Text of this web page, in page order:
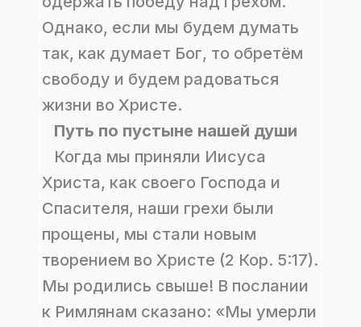
Однако, если мы будем думать
так, как думает Бог, то обретём
свободу и будем радоваться
жизни во Христе.
Путь по пустыне нашей души
Когда мы приняли Иисуса
Христа, как своего Господа и
Спасителя, наши грехи были
прощены, мы стали новым
творением во Христе (2 Кор. 5:17).
Мы родились свыше! В послании
к Римлянам сказано: «Мы умерли